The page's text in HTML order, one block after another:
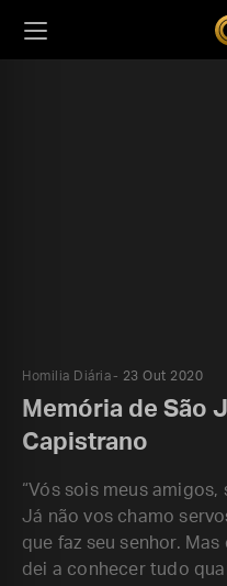
Homilia Diária 23 Out 2020
Memória de São
Capistrano
“Vós sois meus
Já não vos chamo
que faz seu senhor.
dei a conhecer tudo